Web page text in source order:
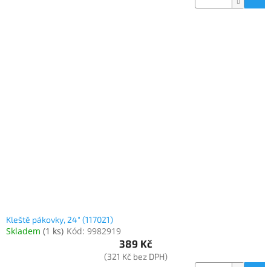
Kleště pákovky, 24" (117021)
Skladem (1 ks) Kód: 9982919
389 Kč
(321 Kč bez DPH)